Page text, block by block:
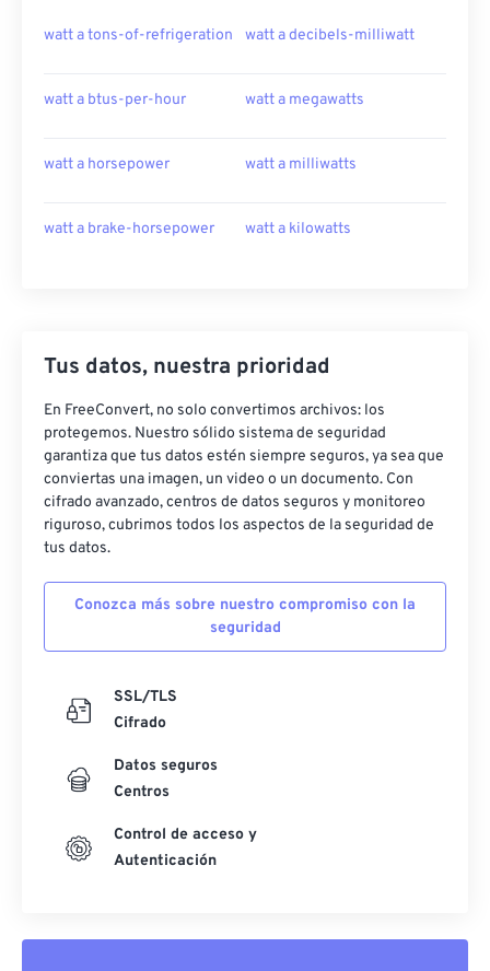
watt a tons-of-refrigeration watt a decibels-milliwatt
watt a btus-per-hour watt a megawatts
watt a horsepower watt a milliwatts
watt a brake-horsepower watt a kilowatts
Tus datos, nuestra prioridad
En FreeConvert, no solo convertimos archivos: los
protegemos. Nuestro sólido sistema de seguridad
garantiza que tus datos estén siempre seguros, ya sea que
conviertas una imagen, un video o un documento. Con
cifrado avanzado, centros de datos seguros y monitoreo
riguroso, cubrimos todos los aspectos de la seguridad de
tus datos.
Conozca más sobre nuestro compromiso con la
seguridad
SSL/TLS
Cifrado
Datos seguros
Centros
Control de acceso y
Autenticación